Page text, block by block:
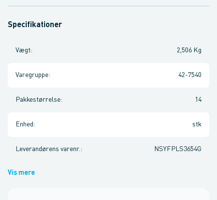
Specifikationer
Vægt: 2,506 Kg
Varegruppe: 42-7540
Pakkestørrelse: 14
Enhed : stk
Leverandørens varenr. : NSYFPLS3654G
Vis mere